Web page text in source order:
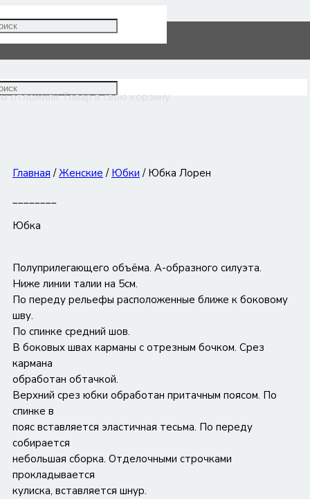
отложилиТоварв свою корзину.
Юбка Лорен
Главная /Женские / Юбки / Юбка Лорен
________
Юбка
Полуприлегающего объёма. А-образного силуэта.
Ниже линии талии на 5см.
По переду рельефы расположенные ближе к боковому
шву.
По спинке средний шов.
В боковых швах карманы с отрезным бочком. Срез
кармана
обработан обтачкой.
Верхний срез юбки обработан притачным поясом. По
спинке в
пояс вставляется эластичная тесьма. По переду
собирается
небольшая сборка. Отделочными строчками
прокладывается
кулиска, вставляется шнур.